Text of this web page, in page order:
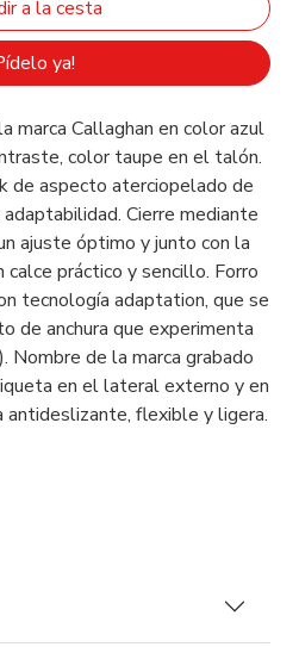
ya!
marca Callaghan en color azul
color taupe en el talón.
de aspecto aterciopelado de
Cierre mediante
ajuste óptimo y junto con la
práctico y sencillo. Forro
tecnología adaptation, que se
de anchura que experimenta
Nombre de la marca grabado
en el lateral externo y en
antideslizante, flexible y ligera.